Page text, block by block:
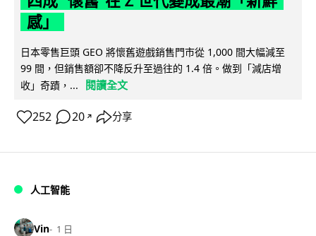
感」
日本零售巨頭 GEO 將懷舊遊戲銷售門市從 1,000 間大幅減至
99 間，但銷售額卻不降反升至過往的 1.4 倍。做到「減店增
收」奇蹟，...
閱讀全文
252 20 ↗ 分享
人工智能
Vin 1 日